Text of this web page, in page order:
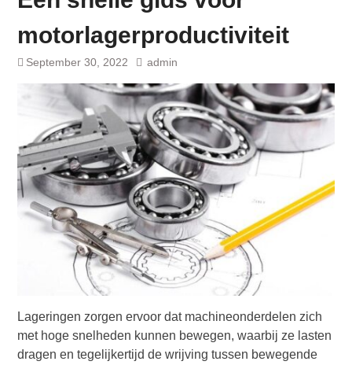
motorlagerproductiviteit
September 30, 2022 admin
Lageringen zorgen ervoor dat machineonderdelen zich
met hoge snelheden kunnen bewegen, waarbij ze lasten
dragen en tegelijkertijd de wrijving tussen bewegende